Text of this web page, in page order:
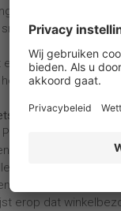
op circa 53% voor
te
groeien.
derde kwartaal
en smartphones
Index
(zoals games,
transacties. Bij
omgekeerd.
erop dat